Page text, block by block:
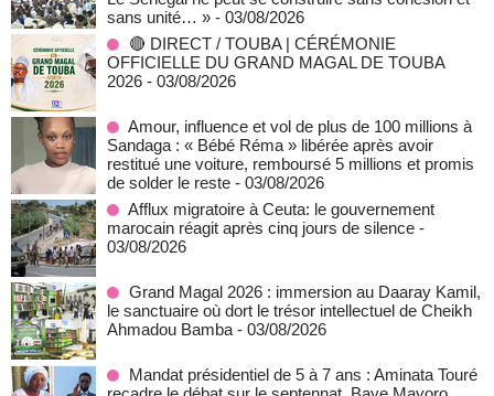
sans unité… » - 03/08/2026
🔴 DIRECT / TOUBA | CÉRÉMONIE
OFFICIELLE DU GRAND MAGAL DE TOUBA
2026 - 03/08/2026
Amour, influence et vol de plus de 100 millions à
Sandaga : « Bébé Réma » libérée après avoir
restitué une voiture, remboursé 5 millions et promis
de solder le reste - 03/08/2026
Afflux migratoire à Ceuta: le gouvernement
marocain réagit après cinq jours de silence -
03/08/2026
Grand Magal 2026 : immersion au Daaray Kamil,
le sanctuaire où dort le trésor intellectuel de Cheikh
Ahmadou Bamba - 03/08/2026
Mandat présidentiel de 5 à 7 ans : Aminata Touré